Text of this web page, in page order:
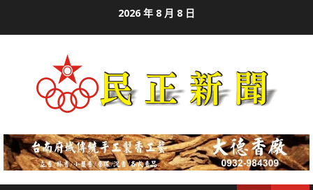
2026 年 8 月 8 日